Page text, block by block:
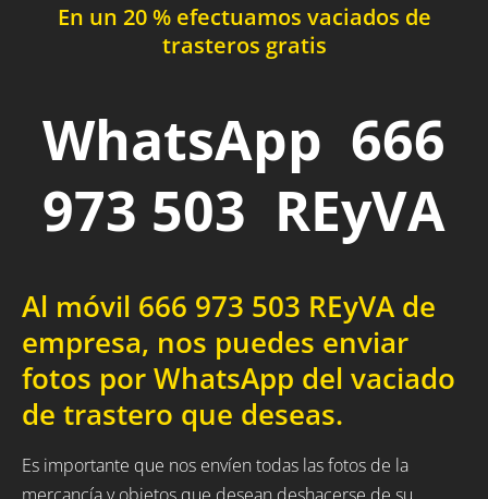
En un 20 % efectuamos vaciados de
trasteros gratis
WhatsApp 666
973 503 REyVA
Al móvil 666 973 503 REyVA de
empresa, nos puedes enviar
fotos por WhatsApp del vaciado
de trastero que deseas.
Es importante que nos envíen todas las fotos de la